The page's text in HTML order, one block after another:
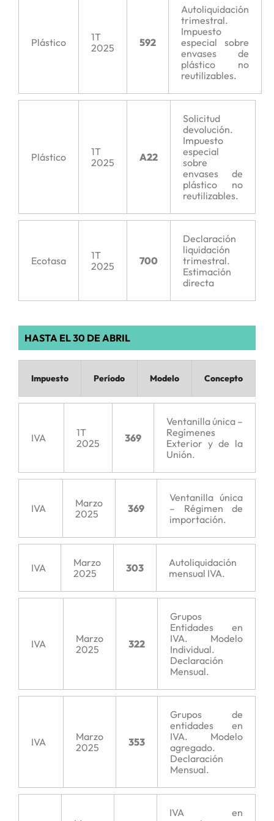
Plástico
1T
2025
592
Autoliquidación
trimestral.
Impuesto
especial sobre
envases de
plástico no
reutilizables.
Plástico
1T
2025
A22
Solicitud
devolución.
Impuesto
especial
sobre
envases de
plástico no
reutilizables.
Ecotasa
1T
2025
700
Declaración
liquidación
trimestral.
Estimación
directa
HASTA EL 30 DE ABRIL
Impuesto Período Modelo Concepto
IVA
1T
2025
369
Ventanilla única –
Regímenes
Exterior y de la
Unión.
IVA
Marzo
2025
369
Ventanilla única
– Régimen de
importación.
IVA
Marzo
2025
303
Autoliquidación
mensual IVA.
IVA
Marzo
2025
322
Grupos
Entidades en
IVA. Modelo
Individual.
Declaración
Mensual.
IVA
Marzo
2025
353
Grupos de
entidades en
IVA. Modelo
agregado.
Declaración
Mensual.
IVA en